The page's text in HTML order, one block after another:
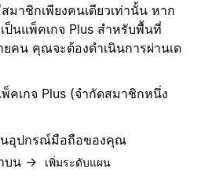
มาชิกเพียงคนเดียวเท่านั้น หาก
ป็นแพ็คเกจ Plus สำหรับพื้นที่
คน คุณจะต้องดำเนินการผ่านเด
คเกจ Plus (จำกัดสมาชิกหนึ่ง
นอุปกรณ์มือถือของคุณ
บน → เพิ่มระดับแผน